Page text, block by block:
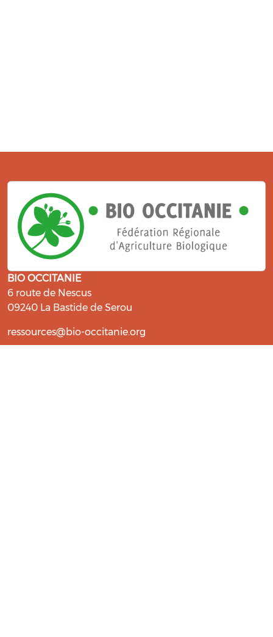
BIO OCCITANIE
6 route de Nescus
09240 La Bastide de Serou
ressources@bio-occitanie.org